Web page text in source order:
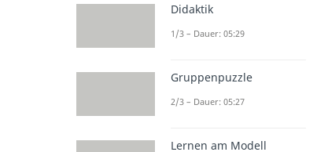
Didaktik
1/3 – Dauer: 05:29
Gruppenpuzzle
2/3 – Dauer: 05:27
Lernen am Modell